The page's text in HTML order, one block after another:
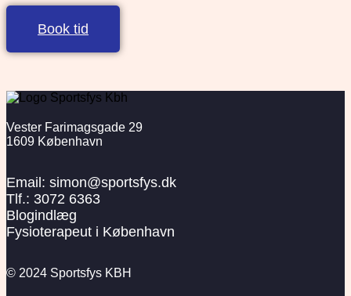
Book tid
Vester Farimagsgade 29
1609 København
Email: simon@sportsfys.dk
Tlf.: 3072 6363
Blogindlæg
Fysioterapeut i København
© 2024 Sportsfys KBH